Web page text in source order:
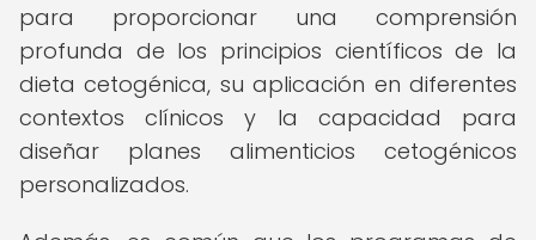
para proporcionar una comprensión
profunda de los principios científicos de la
dieta cetogénica, su aplicación en diferentes
contextos clínicos y la capacidad para
diseñar planes alimenticios cetogénicos
personalizados.